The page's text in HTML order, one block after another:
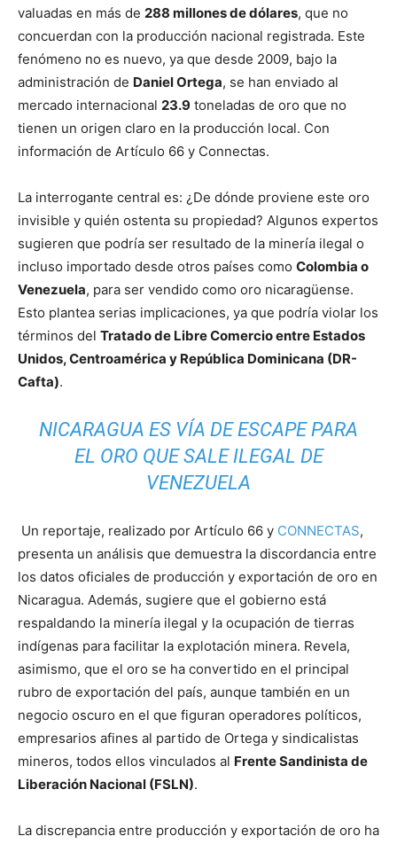
valuadas en más de 288 millones de dólares, que no
concuerdan con la producción nacional registrada. Este
fenómeno no es nuevo, ya que desde 2009, bajo la
administración de Daniel Ortega, se han enviado al
mercado internacional 23.9 toneladas de oro que no
tienen un origen claro en la producción local. Con
información de Artículo 66 y Connectas.
La interrogante central es: ¿De dónde proviene este oro
invisible y quién ostenta su propiedad? Algunos expertos
sugieren que podría ser resultado de la minería ilegal o
incluso importado desde otros países como Colombia o
Venezuela, para ser vendido como oro nicaragüense.
Esto plantea serias implicaciones, ya que podría violar los
términos del Tratado de Libre Comercio entre Estados
Unidos, Centroamérica y República Dominicana (DR-
Cafta).
NICARAGUA ES VÍA DE ESCAPE PARA
EL ORO QUE SALE ILEGAL DE
VENEZUELA
Un reportaje, realizado por Artículo 66 y CONNECTAS,
presenta un análisis que demuestra la discordancia entre
los datos oficiales de producción y exportación de oro en
Nicaragua. Además, sugiere que el gobierno está
respaldando la minería ilegal y la ocupación de tierras
indígenas para facilitar la explotación minera. Revela,
asimismo, que el oro se ha convertido en el principal
rubro de exportación del país, aunque también en un
negocio oscuro en el que figuran operadores políticos,
empresarios afines al partido de Ortega y sindicalistas
mineros, todos ellos vinculados al Frente Sandinista de
Liberación Nacional (FSLN).
La discrepancia entre producción y exportación de oro ha